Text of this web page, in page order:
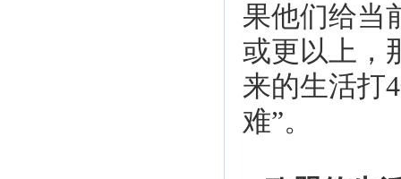
果他们给当
或更以上，
来的生活打
难”。